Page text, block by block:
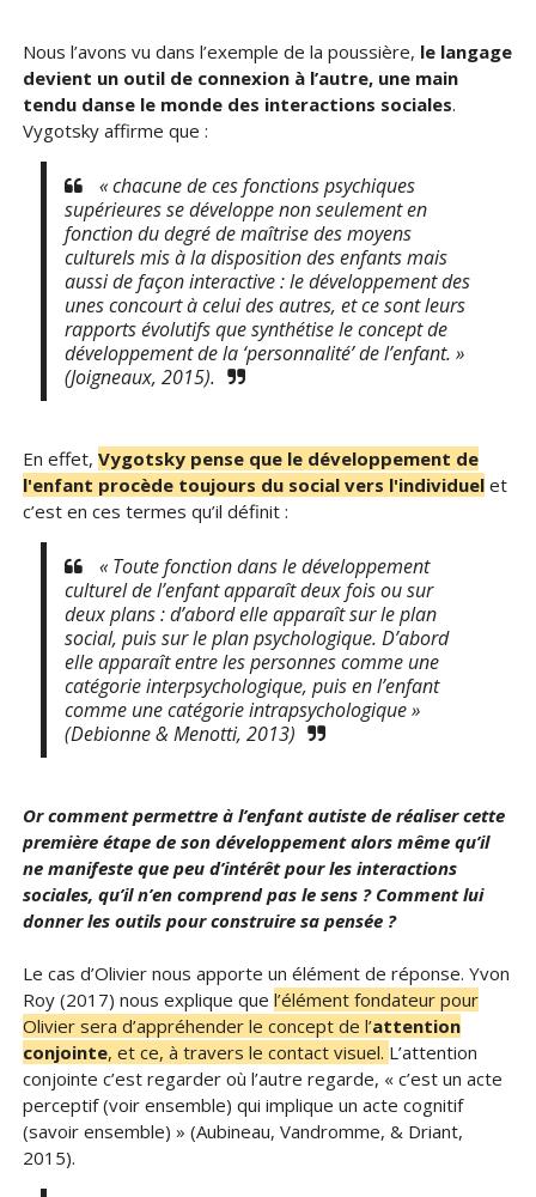
Nous l’avons vu dans l’exemple de la poussière, le langage
devient un outil de connexion à l’autre, une main
tendu danse le monde des interactions sociales.
Vygotsky affirme que :
« chacune de ces fonctions psychiques
supérieures se développe non seulement en
fonction du degré de maîtrise des moyens
culturels mis à la disposition des enfants mais
aussi de façon interactive : le développement des
unes concourt à celui des autres, et ce sont leurs
rapports évolutifs que synthétise le concept de
développement de la ‘personnalité’ de l’enfant. »
(Joigneaux, 2015).
En effet, Vygotsky pense que le développement de
l'enfant procède toujours du social vers l'individuelet
c’est en ces termes qu’il définit :
« Toute fonction dans le développement
culturel de l’enfant apparaît deux fois ou sur
deux plans : d’abord elle apparaît sur le plan
social, puis sur le plan psychologique. D’abord
elle apparaît entre les personnes comme une
catégorie interpsychologique, puis en l’enfant
comme une catégorie intrapsychologique »
(Debionne & Menotti, 2013)
Or comment permettre à l’enfant autiste de réaliser cette
première étape de son développement alors même qu’il
ne manifeste que peu d’intérêt pour les interactions
sociales, qu’il n’en comprend pas le sens ? Comment lui
donner les outils pour construire sa pensée ?
Le cas d’Olivier nous apporte un élément de réponse. Yvon
Roy (2017) nous explique que l’élément fondateur pour
Olivier sera d’appréhender le concept de l’attention
conjointe, et ce, à travers le contact visuel. L’attention
conjointe c’est regarder où l’autre regarde, « c’est un acte
perceptif (voir ensemble) qui implique un acte cognitif
(savoir ensemble) » (Aubineau, Vandromme, & Driant,
2015).